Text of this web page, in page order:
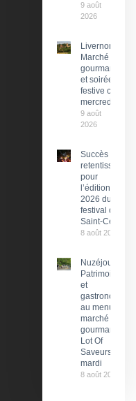
9 août
2026
Livernon :
Marché
gourmand
et soirée
festive ce
mercredi
9 août
2026
Succès
retentissant
pour
l’édition
2026 du
festival de
Saint-Céré
8 août 2026
Nuzéjouls :
Patrimoine
et
gastronomie
au menu du
marché
gourmand
Lot Of
Saveurs ce
mardi
8 août 2026